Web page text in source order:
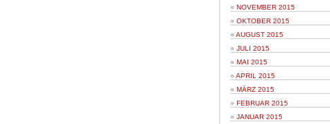
NOVEMBER 2015
OKTOBER 2015
AUGUST 2015
JULI 2015
MAI 2015
APRIL 2015
MÄRZ 2015
FEBRUAR 2015
JANUAR 2015